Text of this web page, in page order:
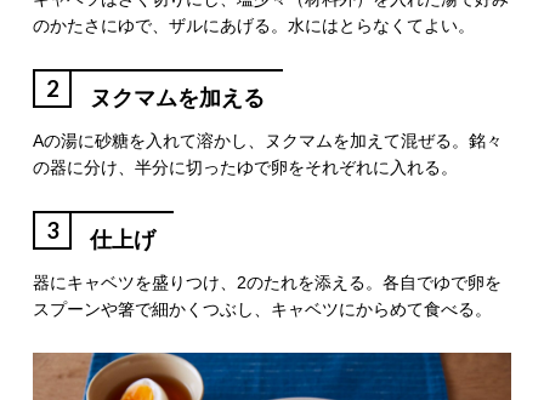
のかたさにゆで、ザルにあげる。水にはとらなくてよい。
2 ヌクマムを加える
Aの湯に砂糖を入れて溶かし、ヌクマムを加えて混ぜる。銘々
の器に分け、半分に切ったゆで卵をそれぞれに入れる。
3 仕上げ
器にキャベツを盛りつけ、2のたれを添える。各自でゆで卵を
スプーンや箸で細かくつぶし、キャベツにからめて食べる。